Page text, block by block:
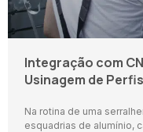
Integração com
Usinagem de
Na rotina de uma
esquadrias de alumínio,